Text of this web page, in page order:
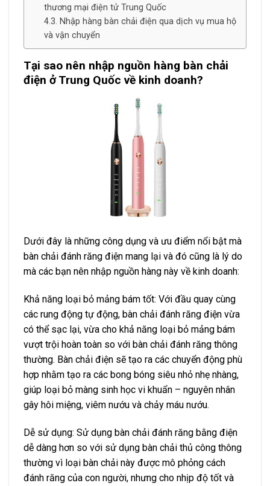
thương mại điện tử Trung Quốc
Nhập hàng bàn chải điện qua dịch vụ mua hộ
và vận chuyển
Tại sao nên nhập nguồn hàng bàn chải
điện ở Trung Quốc về kinh doanh?
Dưới đây là những công dụng và ưu điểm nổi bật mà
bàn chải đánh răng điện mang lại và đó cũng là lý do
mà các bạn nên nhập nguồn hàng này về kinh doanh:
Khả năng loại bỏ mảng bám tốt: Với đầu quay cùng
các rung động tự động, bàn chải đánh răng điện vừa
có thể sạc lại, vừa cho khả năng loại bỏ mảng bám
vượt trội hoàn toàn so với bàn chải đánh răng thông
thường. Bàn chải điện sẽ tạo ra các chuyển động phù
hợp nhằm tạo ra các bong bóng siêu nhỏ nhẹ nhàng,
giúp loại bỏ màng sinh học vi khuẩn – nguyên nhân
gây hôi miệng, viêm nướu và chảy máu nướu.
Dễ sử dụng: Sử dụng bàn chải đánh răng bằng điện
dễ dàng hơn so với sử dụng bàn chải thủ công thông
thường vì loại bàn chải này được mô phỏng cách
đánh răng của con người, nhưng cho nhịp độ tốt và